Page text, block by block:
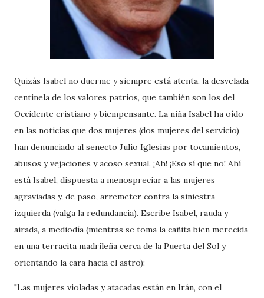
Quizás Isabel no duerme y siempre está atenta, la desvelada
centinela de los valores patrios, que también son los del
Occidente cristiano y biempensante. La niña Isabel ha oído
en las noticias que dos mujeres (dos mujeres del servicio)
han denunciado al senecto Julio Iglesias por tocamientos,
abusos y vejaciones y acoso sexual. ¡Ah! ¡Eso sí que no! Ahí
está Isabel, dispuesta a menospreciar a las mujeres
agraviadas y, de paso, arremeter contra la siniestra
izquierda (valga la redundancia). Escribe Isabel, rauda y
airada, a mediodía (mientras se toma la cañita bien merecida
en una terracita madrileña cerca de la Puerta del Sol y
orientando la cara hacia el astro):
"Las mujeres violadas y atacadas están en Irán, con el